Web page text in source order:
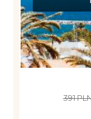
391